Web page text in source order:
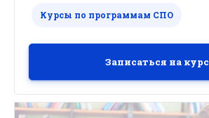
Курсы по программам СПО
Записаться на курс